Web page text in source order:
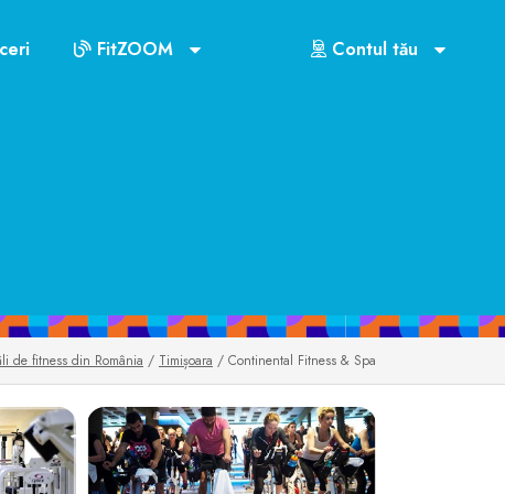
FitZOOM Contul tău
de fitness din România / Timișoara / Continental Fitness & Spa